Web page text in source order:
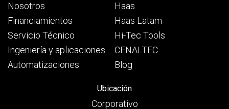
Nosotros
Financiamientos
Servicio Técnico
Ingeniería y aplicaciones
Automatizaciones
Haas
Haas Latam
Hi-Tec Tools
CENALTEC
Blog
Ubicación
Corporativo